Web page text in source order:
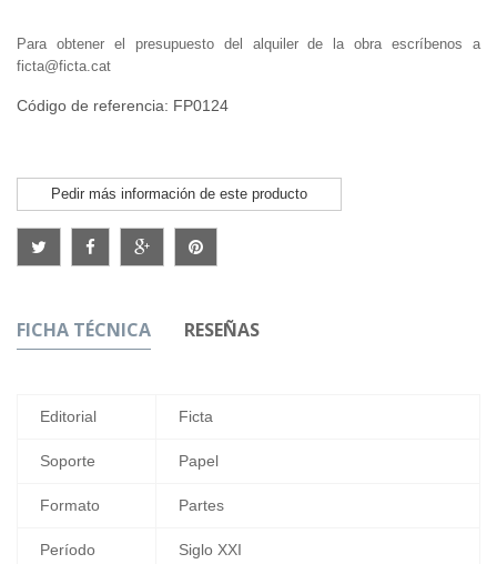
Para obtener el presupuesto del alquiler de la obra escríbenos a
ficta@ficta.cat
Código de referencia: FP0124
Pedir más información de este producto
FICHA TÉCNICA RESEÑAS
Editorial Ficta
Soporte Papel
Formato Partes
Período Siglo XXI